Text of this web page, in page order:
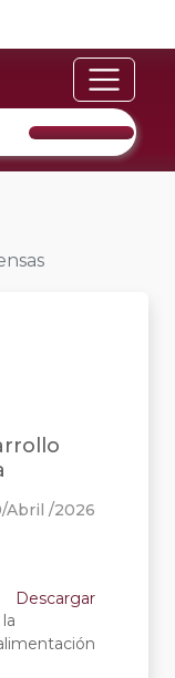
Abril /2026
Descargar